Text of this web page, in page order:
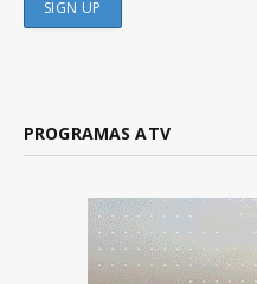
PROGRAMAS ATV